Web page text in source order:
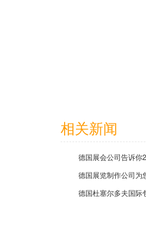
2024-06-19
相关新闻